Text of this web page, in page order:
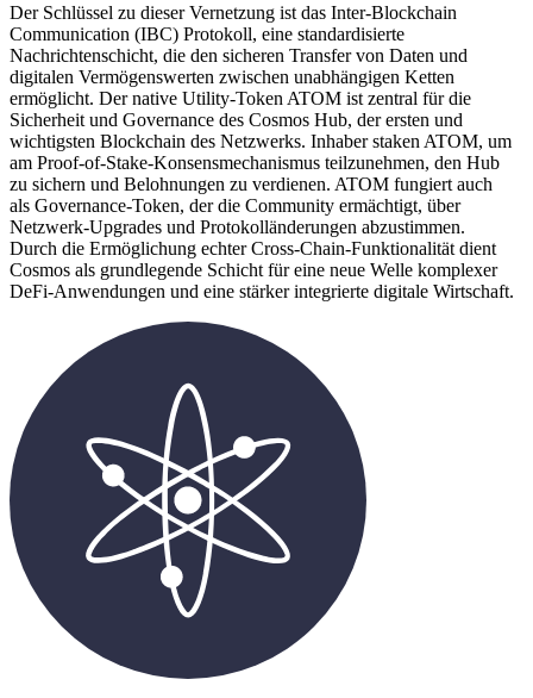
Der Schlüssel zu dieser Vernetzung ist das Inter-Blockchain
Communication (IBC) Protokoll, eine standardisierte
Nachrichtenschicht, die den sicheren Transfer von Daten und
digitalen Vermögenswerten zwischen unabhängigen Ketten
ermöglicht. Der native Utility-Token ATOM ist zentral für die
Sicherheit und Governance des Cosmos Hub, der ersten und
wichtigsten Blockchain des Netzwerks. Inhaber staken ATOM, um
am Proof-of-Stake-Konsensmechanismus teilzunehmen, den Hub
zu sichern und Belohnungen zu verdienen. ATOM fungiert auch
als Governance-Token, der die Community ermächtigt, über
Netzwerk-Upgrades und Protokolländerungen abzustimmen.
Durch die Ermöglichung echter Cross-Chain-Funktionalität dient
Cosmos als grundlegende Schicht für eine neue Welle komplexer
DeFi-Anwendungen und eine stärker integrierte digitale Wirtschaft.